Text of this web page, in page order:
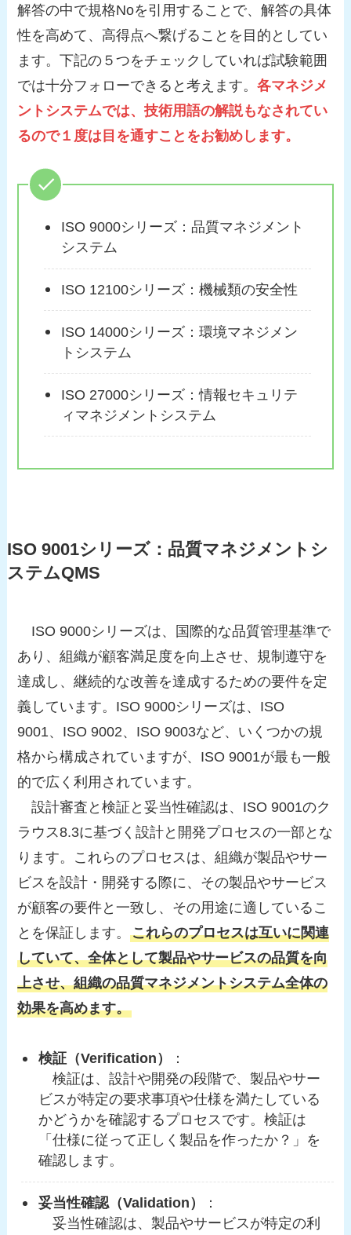
解答の中で規格Noを引用することで、解答の具体
性を高めて、高得点へ繋げることを目的としてい
ます。下記の５つをチェックしていれば試験範囲
では十分フォローできると考えます。各マネジメ
ントシステムでは、技術用語の解説もなされてい
るので１度は目を通すことをお勧めします。
ISO 9000シリーズ：品質マネジメント
システム
ISO 12100シリーズ：機械類の安全性
ISO 14000シリーズ：環境マネジメン
トシステム
ISO 27000シリーズ：情報セキュリテ
ィマネジメントシステム
ISO 9001シリーズ：品質マネジメントシ
ステムQMS
ISO 9000シリーズは、国際的な品質管理基準で
あり、組織が顧客満足度を向上させ、規制遵守を
達成し、継続的な改善を達成するための要件を定
義しています。ISO 9000シリーズは、ISO
9001、ISO 9002、ISO 9003など、いくつかの規
格から構成されていますが、ISO 9001が最も一般
的で広く利用されています。
設計審査と検証と妥当性確認は、ISO 9001のク
ラウス8.3に基づく設計と開発プロセスの一部とな
ります。これらのプロセスは、組織が製品やサー
ビスを設計・開発する際に、その製品やサービス
が顧客の要件と一致し、その用途に適しているこ
とを保証します。これらのプロセスは互いに関連
していて、全体として製品やサービスの品質を向
上させ、組織の品質マネジメントシステム全体の
効果を高めます。
検証（Verification）
：
検証は、設計や開発の段階で、製品やサー
ビスが特定の要求事項や仕様を満たしている
かどうかを確認するプロセスです。検証は
「仕様に従って正しく製品を作ったか？」を
確認します。
妥当性確認（Validation）
：
妥当性確認は、製品やサービスが特定の利